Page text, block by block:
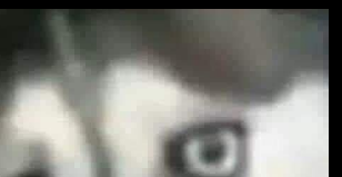
年紀比我大的就不說了，當然會有
但畢竟年紀都可當我爸且離退休也不
到很狂的有以下 1.新人來給他的前
死學不會，直到第四個缺就說這個他
個缺是我們單位最爽的缺) 2.這位來
正常，但從第二年開始到現在每天上